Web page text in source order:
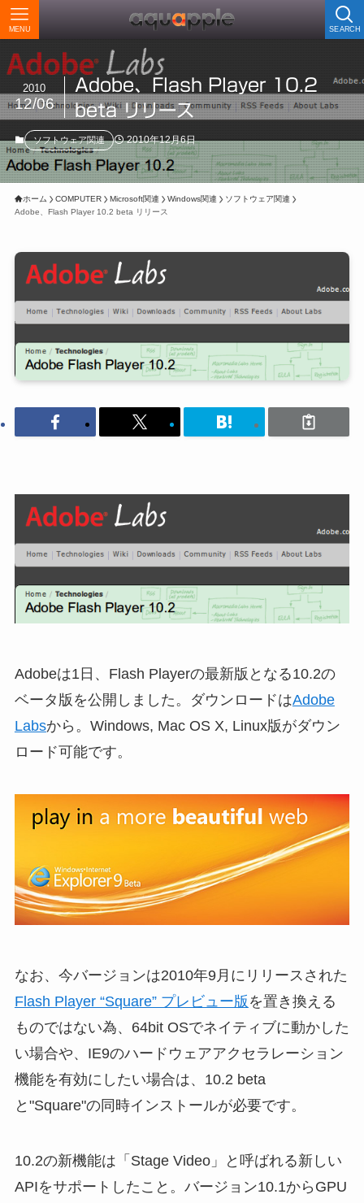
SEARCH
MENU
Adobe、Flash Player 10.2
beta リリース
2010
12/06
ソフトウェア関連 2010年12月6日
ホーム COMPUTER Microsoft関連 Windows関連
ソフトウェア関連
Adobe、Flash Player 10.2 beta リリース
Adobeは1日、Flash Playerの最新版となる10.2の
ベータ版を公開しました。ダウンロードはAdobe
Labsから。Windows, Mac OS X, Linux版がダウン
ロード可能です。
なお、今バージョンは2010年9月にリリースされた
Flash Player “Square” プレビュー版 を置き換える
ものではない為、64bit OSでネイティブに動かした
い場合や、IE9のハードウェアアクセラレーション
機能を有効にしたい場合は、10.2 beta
と"Square"の同時インストールが必要です。
10.2の新機能は「Stage Video」と呼ばれる新しい
APIをサポートしたこと。バージョン10.1からGPU